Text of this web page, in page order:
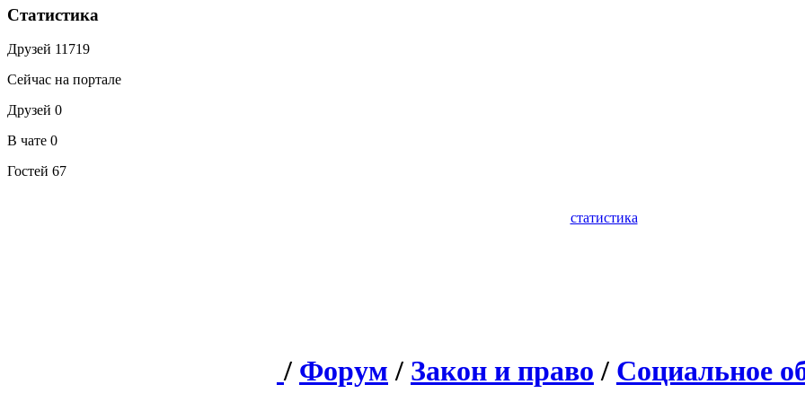
Статистика
Друзей 11719
Сейчас на портале
Друзей 0
В чате 0
Гостей 67
статистика
/ Форум / Закон и право / Социальное